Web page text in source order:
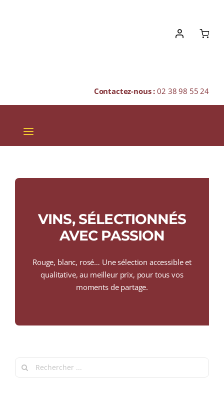
Contactez-nous :02 38 98 55 24
Toggle
Navigation
CHAMPAGNES & BULLES
COLLECTORS
THÉS & INFUSIONS
Qui sommes-nous ?
VINS, SÉLECTIONNÉS
AVEC PASSION
Rouge, blanc, rosé… Une sélection accessible et
qualitative, au meilleur prix, pour tous vos
moments de partage.
Search
for: